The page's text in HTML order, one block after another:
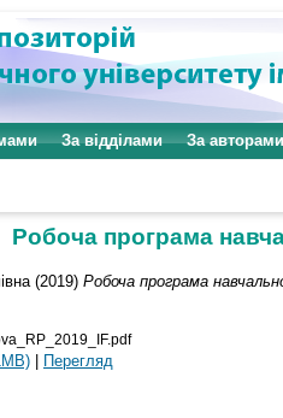
За відділами За авторами
Робоча програма
(2019) Робоча програма
| Перегляд